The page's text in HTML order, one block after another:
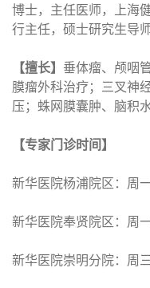
博士，主任医师，上海
行主任，硕士研究生导师
【擅长】 垂体瘤、颅咽
膜瘤外科治疗；三叉神
压；蛛网膜囊肿、脑积
【专家门诊时间】
新华医院杨浦院区：周
新华医院奉贤院区：周
新华医院崇明分院：周